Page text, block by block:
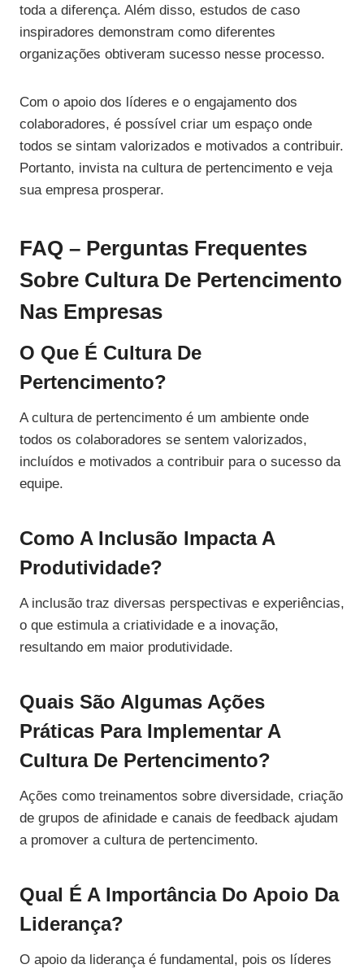
toda a diferença. Além disso, estudos de caso
inspiradores demonstram como diferentes
organizações obtiveram sucesso nesse processo.
Com o apoio dos líderes e o engajamento dos
colaboradores, é possível criar um espaço onde
todos se sintam valorizados e motivados a contribuir.
Portanto, invista na cultura de pertencimento e veja
sua empresa prosperar.
FAQ – Perguntas Frequentes
Sobre Cultura De Pertencimento
Nas Empresas
O Que É Cultura De
Pertencimento?
A cultura de pertencimento é um ambiente onde
todos os colaboradores se sentem valorizados,
incluídos e motivados a contribuir para o sucesso da
equipe.
Como A Inclusão Impacta A
Produtividade?
A inclusão traz diversas perspectivas e experiências,
o que estimula a criatividade e a inovação,
resultando em maior produtividade.
Quais São Algumas Ações
Práticas Para Implementar A
Cultura De Pertencimento?
Ações como treinamentos sobre diversidade, criação
de grupos de afinidade e canais de feedback ajudam
a promover a cultura de pertencimento.
Qual É A Importância Do Apoio Da
Liderança?
O apoio da liderança é fundamental, pois os líderes